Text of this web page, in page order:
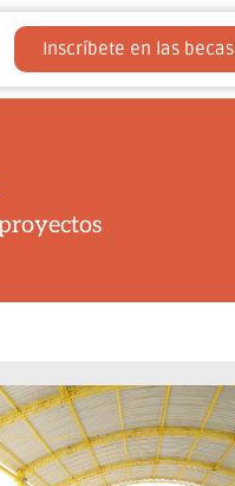
Inscríbete en las becas